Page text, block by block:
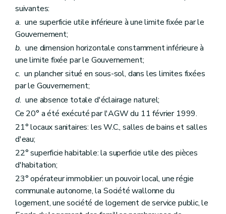
Art. 101
Art. 102
Art. 103
Art. 104
Sous-section 3 De la direction
Art. 105
Art. 106
Art. 107
Section 7 Du contrat de gestion
Art. 108
Art. 109
Art. 110
Art. 111
Sous-section première Du comité de gestion financière
Art. 114
Sous-section 2 Des commissaires et de l'observateur du Gouvernement
Art. 115
Sous-section 3
Du contrôle révisoral
suivantes:
a. une superficie utile inférieure à une limite fixée par le
Gouvernement;
b. une dimension horizontale constamment inférieure à
une limite fixée par le Gouvernement;
c. un plancher situé en sous-sol, dans les limites fixées
par le Gouvernement;
d. une absence totale d'éclairage naturel;
Ce 20° a été exécuté par l'AGW du 11 février 1999.
21° locaux sanitaires: les W.C., salles de bains et salles
d'eau;
22° superficie habitable: la superficie utile des pièces
d'habitation;
23° opérateur immobilier: un pouvoir local, une régie
communale autonome, la Société wallonne du
logement, une société de logement de service public, le